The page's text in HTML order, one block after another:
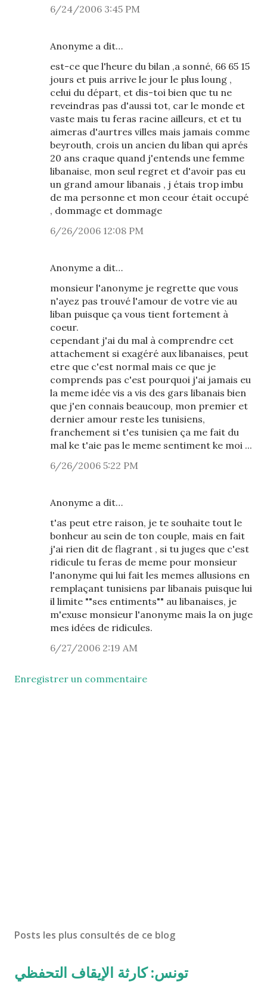
6/24/2006 3:45 PM
Anonyme a dit…
est-ce que l'heure du bilan ,a sonné, 66 65 15
jours et puis arrive le jour le plus loung ,
celui du départ, et dis-toi bien que tu ne
reveindras pas d'aussi tot, car le monde et
vaste mais tu feras racine ailleurs, et et tu
aimeras d'aurtres villes mais jamais comme
beyrouth, crois un ancien du liban qui aprés
20 ans craque quand j'entends une femme
libanaise, mon seul regret et d'avoir pas eu
un grand amour libanais , j étais trop imbu
de ma personne et mon ceour était occupé
, dommage et dommage
6/26/2006 12:08 PM
Anonyme a dit…
monsieur l'anonyme je regrette que vous
n'ayez pas trouvé l'amour de votre vie au
liban puisque ça vous tient fortement à
coeur.
cependant j'ai du mal à comprendre cet
attachement si exagéré aux libanaises, peut
etre que c'est normal mais ce que je
comprends pas c'est pourquoi j'ai jamais eu
la meme idée vis a vis des gars libanais bien
que j'en connais beaucoup, mon premier et
dernier amour reste les tunisiens,
franchement si t'es tunisien ça me fait du
mal ke t'aie pas le meme sentiment ke moi ...
6/26/2006 5:22 PM
Anonyme a dit…
t'as peut etre raison, je te souhaite tout le
bonheur au sein de ton couple, mais en fait
j'ai rien dit de flagrant , si tu juges que c'est
ridicule tu feras de meme pour monsieur
l'anonyme qui lui fait les memes allusions en
remplaçant tunisiens par libanais puisque lui
il limite ""ses entiments"" au libanaises, je
m'exuse monsieur l'anonyme mais la on juge
mes idées de ridicules.
6/27/2006 2:19 AM
Enregistrer un commentaire
Posts les plus consultés de ce blog
تونس: كارثة الإيقاف التحفظي